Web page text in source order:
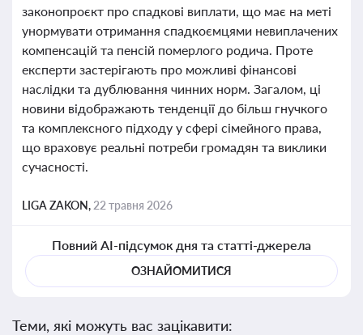
законопроєкт про спадкові виплати, що має на меті
унормувати отримання спадкоємцями невиплачених
компенсацій та пенсій померлого родича. Проте
експерти застерігають про можливі фінансові
наслідки та дублювання чинних норм. Загалом, ці
новини відображають тенденції до більш гнучкого
та комплексного підходу у сфері сімейного права,
що враховує реальні потреби громадян та виклики
сучасності.
LIGA ZAKON, 22 травня 2026
Повний AI-підсумок дня та статті-джерела
ОЗНАЙОМИТИСЯ
Теми, які можуть вас зацікавити: